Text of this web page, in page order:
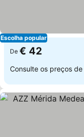
Escolha popular
De € 42
Consulte os preços de